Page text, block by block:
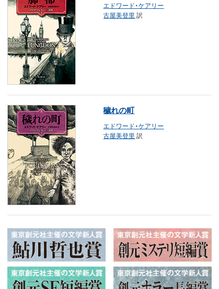
エドワード・ケアリー
古屋美登里 訳
穢れの町
エドワード・ケアリー
古屋美登里 訳